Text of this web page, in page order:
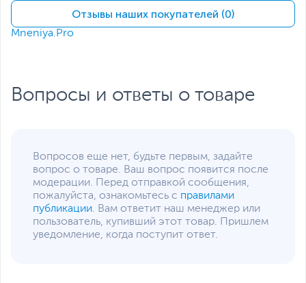
производителем без отражения в каталоге интернет-магазина.
Отзывы наших покупателей (0)
Mneniya.Pro
Вопросы и ответы о товаре
Вопросов еще нет, будьте первым, задайте
вопрос о товаре. Ваш вопрос появится после
модерации. Перед отправкой сообщения,
пожалуйста, ознакомьтесь с правилами
публикации. Вам ответит наш менеджер или
пользователь, купивший этот товар. Пришлем
уведомление, когда поступит ответ.